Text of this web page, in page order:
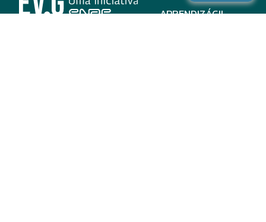
APRENDIZÁGIL